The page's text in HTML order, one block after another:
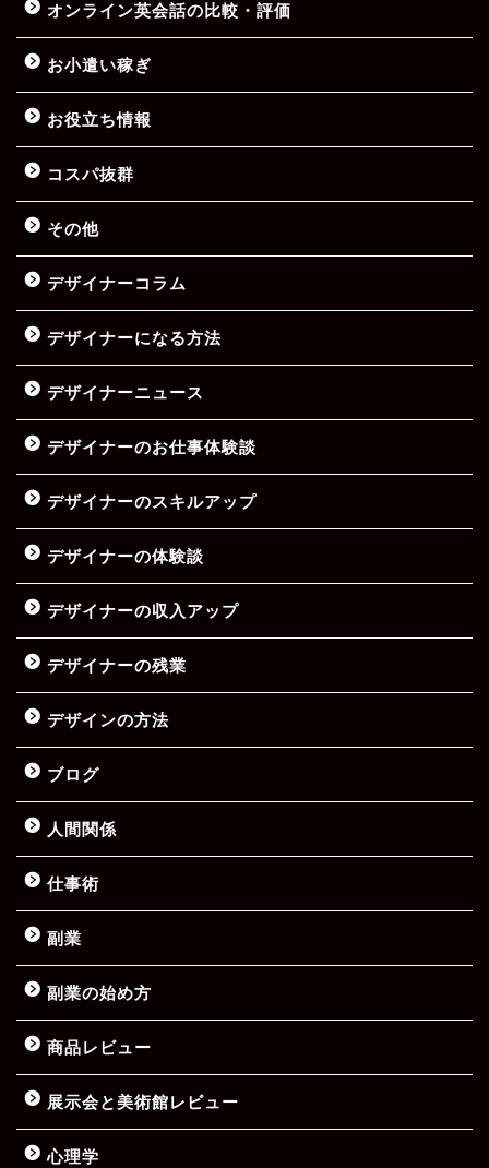
オンライン英会話の比較・評価
お小遣い稼ぎ
お役立ち情報
コスパ抜群
その他
デザイナーコラム
デザイナーになる方法
デザイナーニュース
デザイナーのお仕事体験談
デザイナーのスキルアップ
デザイナーの体験談
デザイナーの収入アップ
デザイナーの残業
デザインの方法
ブログ
人間関係
仕事術
副業
副業の始め方
商品レビュー
展示会と美術館レビュー
心理学